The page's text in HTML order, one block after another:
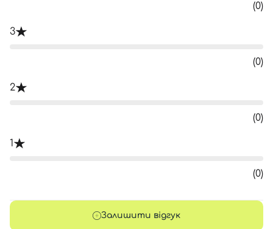
(0)
3
(0)
2
(0)
1
(0)
Залишити відгук